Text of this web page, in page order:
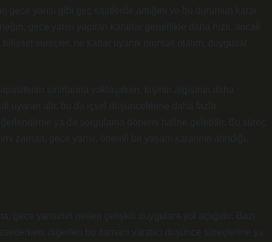
yarısı gibi geç saatlerde arttığını ve bu durumun karar
gece yarısı yapılan kararlar genellikle daha hızlı, ancak
süreçler, ne kadar uyanık olursak olalım, duygusal
sınırlarına yaklaşırken, kişinin algısının daha
uyaran alır, bu da içsel düşüncelerine daha fazla
ya da sorgulama dönemi haline gelebilir. Bu süreç,
zaman, gece yarısı, önemli bir yaşam kararının alındığı,
yarısının neden çelişkili duygulara yol açtığıdır. Bazı
diğerleri bu zamanı yaratıcı düşünce süreçlerine ya